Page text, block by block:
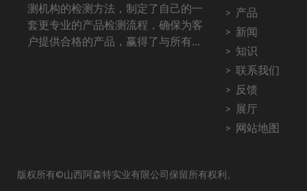
测机构的检测方法，制定了自己的一
套更专业的产品检测流程，确保为客
户提供合格的产品，赢得了与所有客
产品
新闻
知识
联系我们
反馈
展厅
网站地图
版权所有©山西阿森特实业有限公司保留所有权利。